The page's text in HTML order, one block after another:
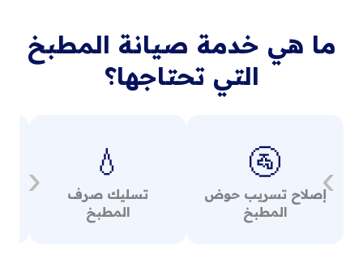
ما هي خدمة صيانة المطبخ
التي تحتاجها؟
‹ 🚰
إصلاح تسريب حوض
المطبخ
💧
تسليك صرف
المطبخ
›